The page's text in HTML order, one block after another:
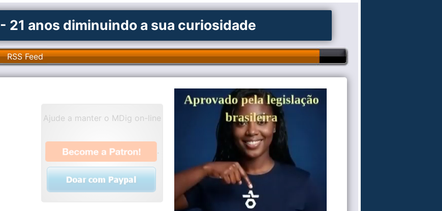
- 21 anos diminuindo a sua curiosidade
RSS Feed
Ajude a manter o MDig on-line
.